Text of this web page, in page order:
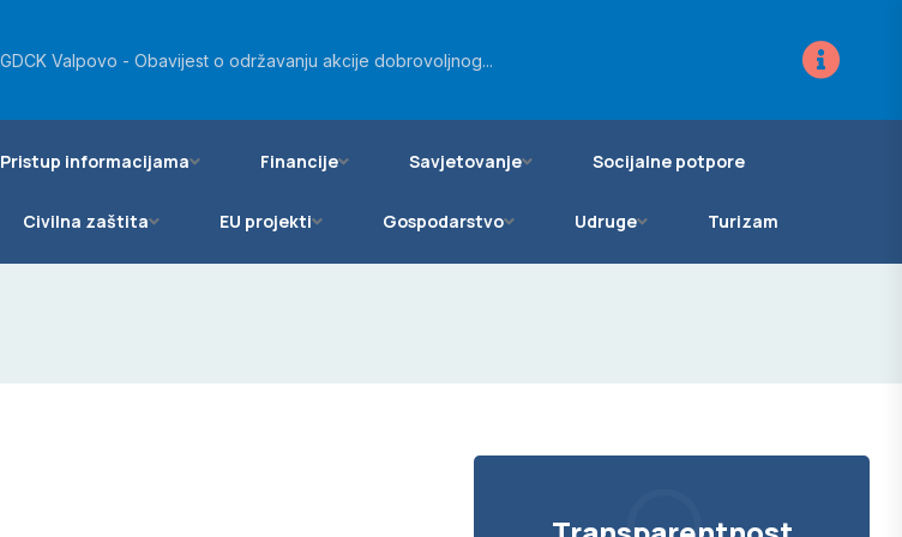
GDCK Valpovo - Obavijest o održavanju akcije dobrovoljnog...
Pristup informacijama Financije Savjetovanje Socijalne potpore
Civilna zaštita EU projekti Gospodarstvo Udruge Turizam